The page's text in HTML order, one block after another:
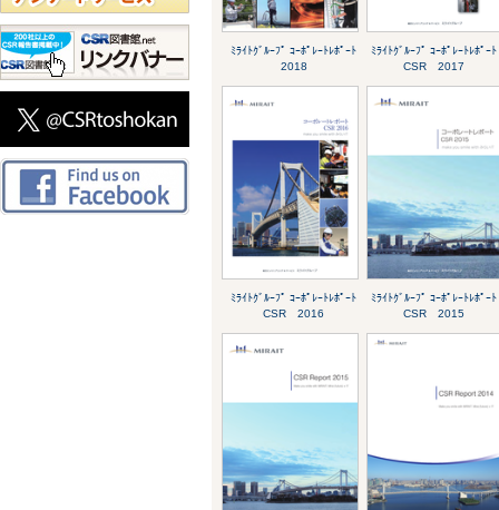
ﾐﾗｲﾄｸﾞﾙｰﾌﾟ ｺｰﾎﾟﾚｰﾄﾚﾎﾟｰﾄ
2018
ﾐﾗｲﾄｸﾞﾙｰﾌﾟ ｺｰﾎﾟﾚｰﾄﾚﾎﾟｰﾄ
CSR 2017
ﾐﾗｲﾄｸﾞﾙｰﾌﾟ ｺｰﾎﾟﾚｰﾄﾚﾎﾟｰﾄ
CSR 2016
ﾐﾗｲﾄｸﾞﾙｰﾌﾟ ｺｰﾎﾟﾚｰﾄﾚﾎﾟｰﾄ
CSR 2015